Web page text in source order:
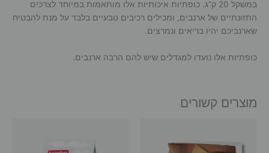
במשקל 20 ק”ג. כופתיות איכותיות אלו מותאמות במיוחד לצרכים
התזונתיים של ארנבים, ומכילים רכיבים טבעיים בלבד על מנת להבטיח
שארנביכם יהיו בריאים ונמרצים.
כופתיות אלו נועדו למגדלים שיש להם הרבה ארנבים.
מוצרים קשורים